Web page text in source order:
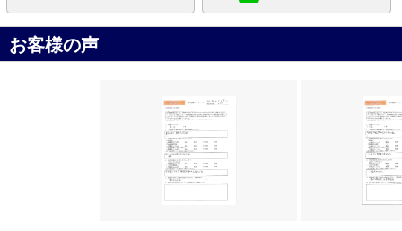
お客様の声